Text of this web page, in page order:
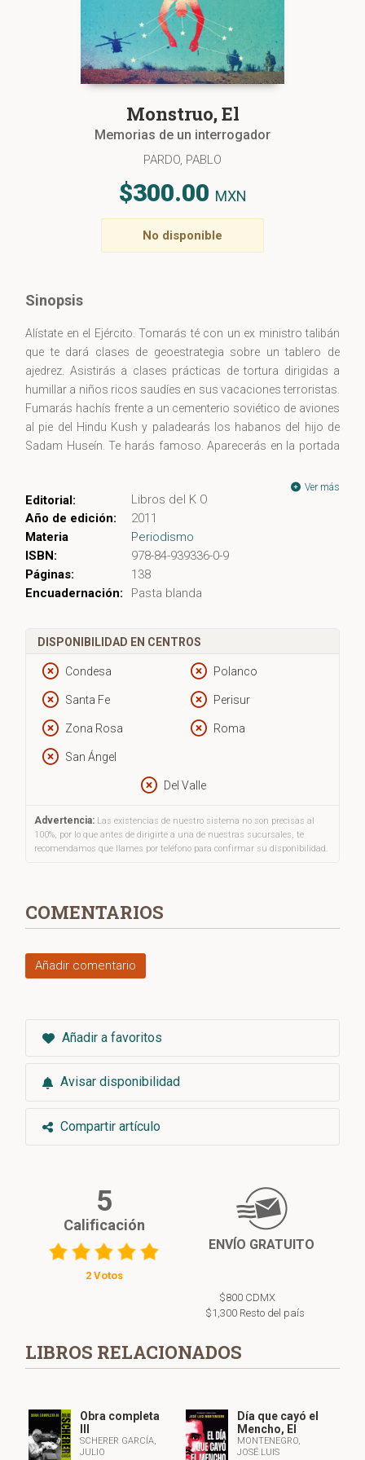
Monstruo, El
Memorias de un interrogador
PARDO, PABLO
$300.00 MXN
No disponible
Sinopsis
Alístate en el Ejército. Tomarás té con un ex ministro talibán
que te dará clases de geoestrategia sobre un tablero de
ajedrez. Asistirás a clases prácticas de tortura dirigidas a
humillar a niños ricos saudíes en sus vacaciones terroristas.
Fumarás hachís frente a un cementerio soviético de aviones
al pie del Hindu Kush y paladearás los habanos del hijo de
Sadam Huseín. Te harás famoso. Aparecerás en la portada
de la base, intentarás suicidarte y acabarás ingresado en un
psiquiátrico.
Durante cuatro años el periodista Pablo Pardo, corresponsal
del diario El Mundo en Washington, ha entrevistado
minuciosamente al soldado Damien Corsetti. El resultado es
la descripción de una gran chapuza ­­—la Guerra contra el
arbitrariedad y sus abusos, legitimados por un ambiguo
protocolo de crueldad sistemática alentado y justificado por
los altos mandos.
Corsetti podía haberse negado, pero prefirió obedecer unas
órdenes que acabaron destruyéndole. Quizás ahí haya una
enseñanza o quizás no y solo se trate de la guerra.
Ver más
Editorial:
Libros del K O
Año de edición:
2011
Materia
Periodismo
ISBN:
978-84-939336-0-9
Páginas:
138
Encuadernación:
Pasta blanda
DISPONIBILIDAD EN CENTROS
Condesa Polanco
Santa Fe Perisur
Zona Rosa Roma
San Ángel
Del Valle
Advertencia: Las existencias de nuestro sistema no son precisas al
100%, por lo que antes de dirigirte a una de nuestras sucursales, te
recomendamos que llames por teléfono para confirmar su disponibilidad.
COMENTARIOS
Añadir comentario
Añadir a favoritos
Avisar disponibilidad
Compartir artículo
5
Calificación
2 Votos
ENVÍO GRATUITO
$800 CDMX
$1,300 Resto del país
LIBROS RELACIONADOS
Obra completa
SCHERER GARCÍA,
JULIO
Día que cayó el
Mencho, El
MONTENEGRO,
JOSÉ LUIS